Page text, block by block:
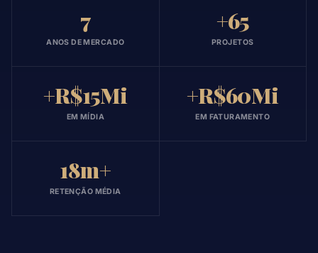
7
ANOS DE MERCADO
+65
PROJETOS
+R$15Mi
EM MÍDIA
+R$60Mi
EM FATURAMENTO
18m+
RETENÇÃO MÉDIA